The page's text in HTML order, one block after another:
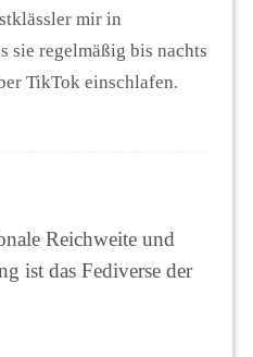
mir in
sie regelmäßig bis nachts
TikTok einschlafen.
Reichweite und
ist das Fediverse der